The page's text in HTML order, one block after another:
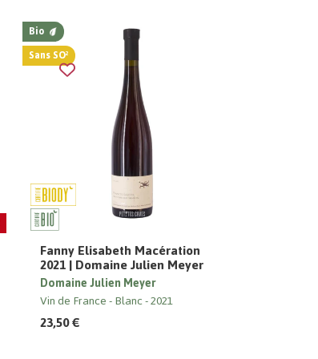
Bio
Sans SO²
Fanny Elisabeth Macération
2021 | Domaine Julien Meyer
Domaine Julien Meyer
Vin de France Blanc 2021
23,50 €